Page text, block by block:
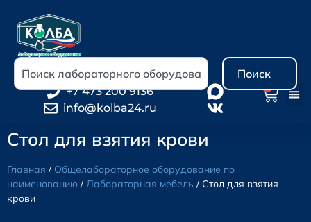
Поиск
+7 473 200 9136
info@kolba24.ru
Стол для взятия крови
Главная / Общелабораторное оборудование по
наименованию /Лабораторная мебель / Стол для взятия
крови